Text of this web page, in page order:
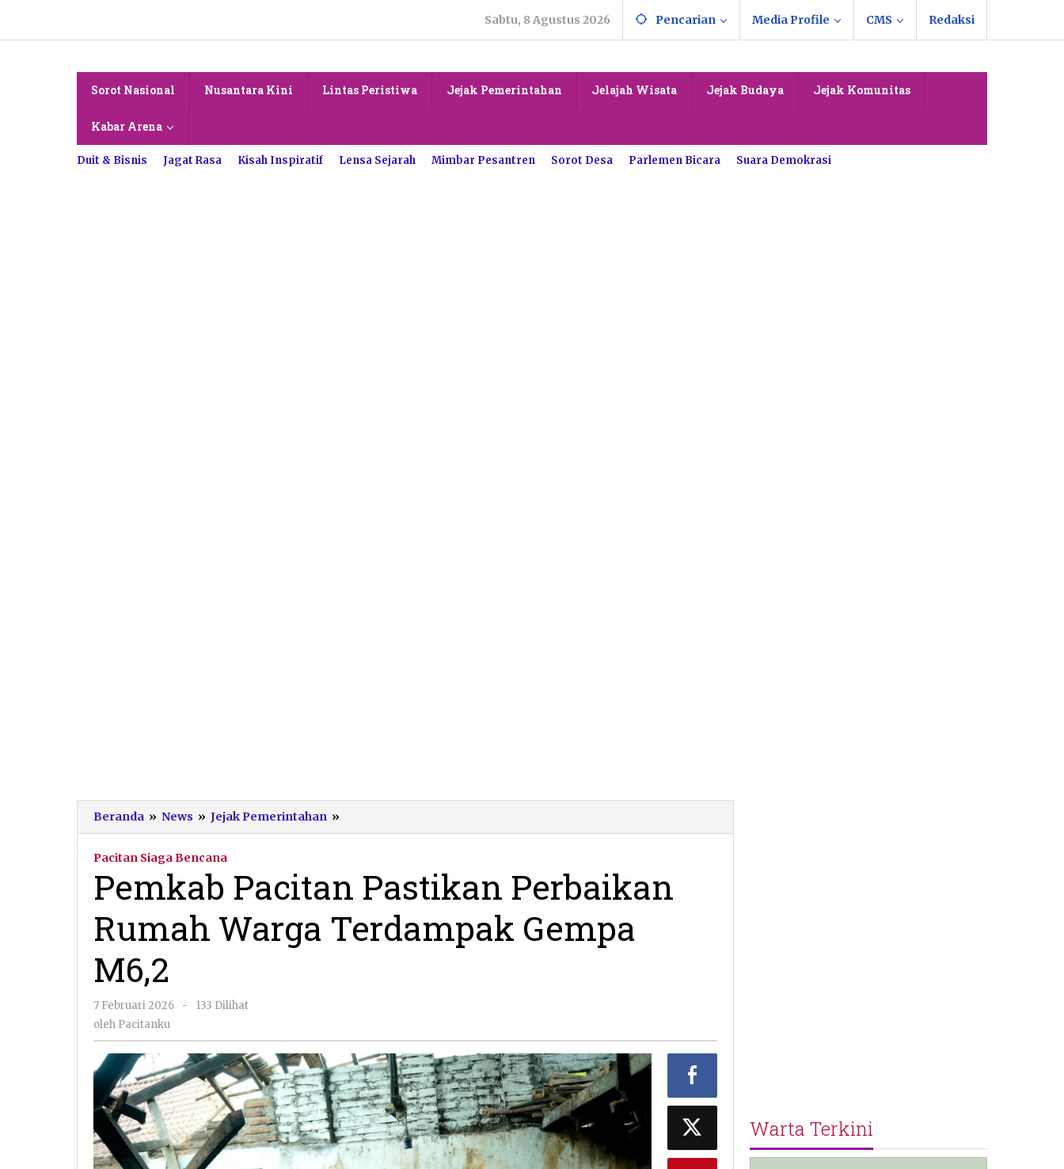
konten
Sabtu, 8 Agustus 2026 Pencarian Media Profile CMS Redaksi
Sorot Nasional Nusantara Kini Lintas Peristiwa Jejak Pemerintahan Jelajah Wisata Jejak Budaya Jejak Komunitas
Kabar Arena
Duit & Bisnis Jagat Rasa Kisah Inspiratif Lensa Sejarah Mimbar Pesantren Sorot Desa Parlemen Bicara Suara Demokrasi
Beranda » News » Jejak Pemerintahan »
Pacitan
Rumah
Warga
Terdampak
Gempa
Pacitan Siaga Bencana
Pemkab Pacitan Pastikan Perbaikan
Rumah Warga Terdampak Gempa
M6,2
7 Februari 2026
oleh
-
133 Dilihat
oleh Pacitanku
Warta Terkini